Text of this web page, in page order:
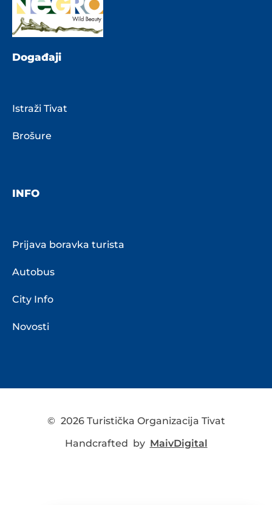
Događaji
Istraži Tivat
Brošure
INFO
Prijava boravka turista
Autobus
City Info
Novosti
© 2026 Turistička Organizacija Tivat
Handcrafted by MaivDigital